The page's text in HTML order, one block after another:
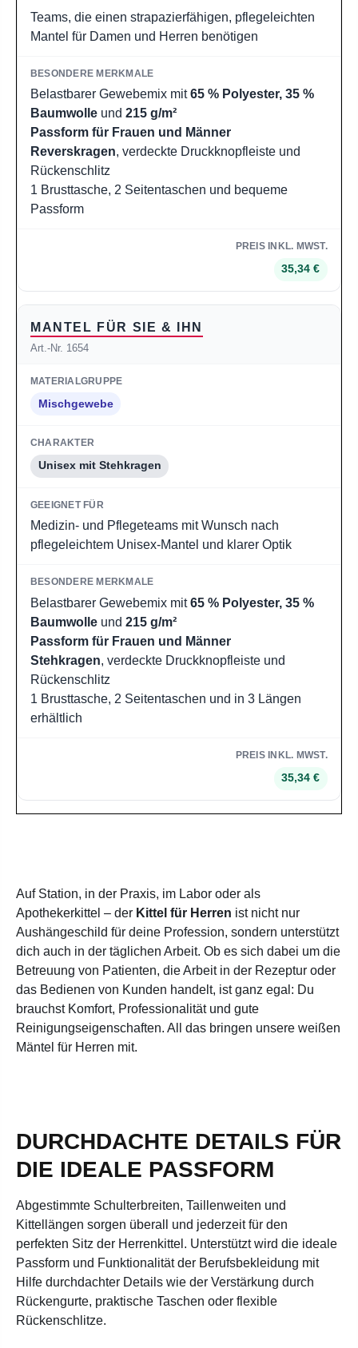
Teams, die einen strapazierfähigen, pflegeleichten
Mantel für Damen und Herren benötigen
Belastbarer Gewebemix mit65 % Polyester, 35 %
Baumwolle und 215 g/m²
Passform für Frauen und Männer
Reverskragen, verdeckte Druckknopfleiste und
Rückenschlitz
1 Brusttasche, 2 Seitentaschen und bequeme
Passform
35,34 €
MANTEL FÜR SIE & IHN
Art.-Nr. 1654
Mischgewebe
Unisex mit Stehkragen
Medizin- und Pflegeteams mit Wunsch nach
pflegeleichtem Unisex-Mantel und klarer Optik
Belastbarer Gewebemix mit65 % Polyester, 35 %
Baumwolle und 215 g/m²
Passform für Frauen und Männer
Stehkragen, verdeckte Druckknopfleiste und
Rückenschlitz
1 Brusttasche, 2 Seitentaschen und in 3 Längen
erhältlich
35,34 €
Auf Station, in der Praxis, im Labor oder als
Apothekerkittel – der Kittel für Herren ist nicht nur
Aushängeschild für deine Profession, sondern unterstützt
dich auch in der täglichen Arbeit. Ob es sich dabei um die
Betreuung von Patienten, die Arbeit in der Rezeptur oder
das Bedienen von Kunden handelt, ist ganz egal: Du
brauchst Komfort, Professionalität und gute
Reinigungseigenschaften. All das bringen unsere weißen
Mäntel für Herren mit.
DURCHDACHTE DETAILS FÜR
DIE IDEALE PASSFORM
Abgestimmte Schulterbreiten, Taillenweiten und
Kittellängen sorgen überall und jederzeit für den
perfekten Sitz der Herrenkittel. Unterstützt wird die ideale
Passform und Funktionalität der Berufsbekleidung mit
Hilfe durchdachter Details wie der Verstärkung durch
Rückengurte, praktische Taschen oder flexible
Rückenschlitze.